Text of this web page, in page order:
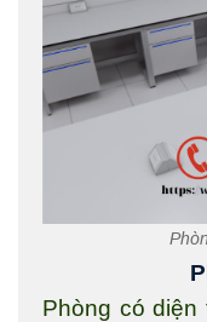
Phòng có diện